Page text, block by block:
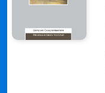
Sapiens edizioni
Architettura & Arte